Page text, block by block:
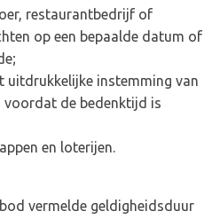
restaurantbedrijf of
op een bepaalde datum of
uitdrukkelijke instemming van
voordat de bedenktijd is
en loterijen.
vermelde geldigheidsduur